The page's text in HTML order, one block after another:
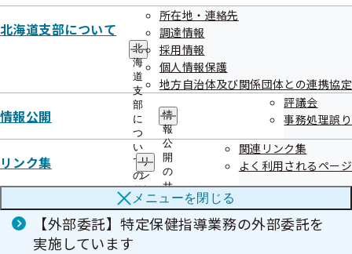
北海道支部について
北
海
道
支
部
に
つ
い
て
の
サ
ブ
メ
ニ
所在地・連絡先
調達情報
採用情報
個人情報保護
地方自治体及び関係団体との連携協定
情報公開
情
報
公
開
の
サ
ブ
メ
ニ
評議会
事務処理誤り
リンク集
リ
ン
ク
集
の
サ
関連リンク集
よく利用されるページ
メニューを閉じる
「被保険者に対する特定保健指導業務（店舗
型）」委託機関の募集について
「令和8年度 生活習慣病予防健診の機会を活
用した医師等による受診勧奨（重症化予防対
策）の実施業務」委託機関の募集について
（委託上限数に達したため、募集は終了しま
した）
【外部委託】特定保健指導業務の外部委託を
実施しています